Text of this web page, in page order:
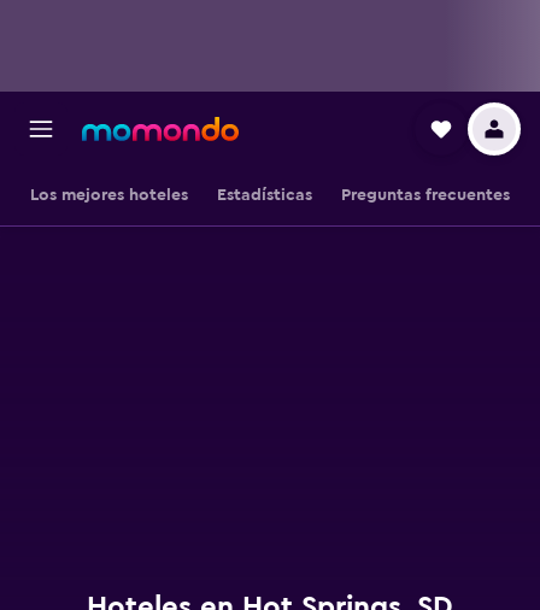
Los mejores hoteles Estadísticas Preguntas frecuentes